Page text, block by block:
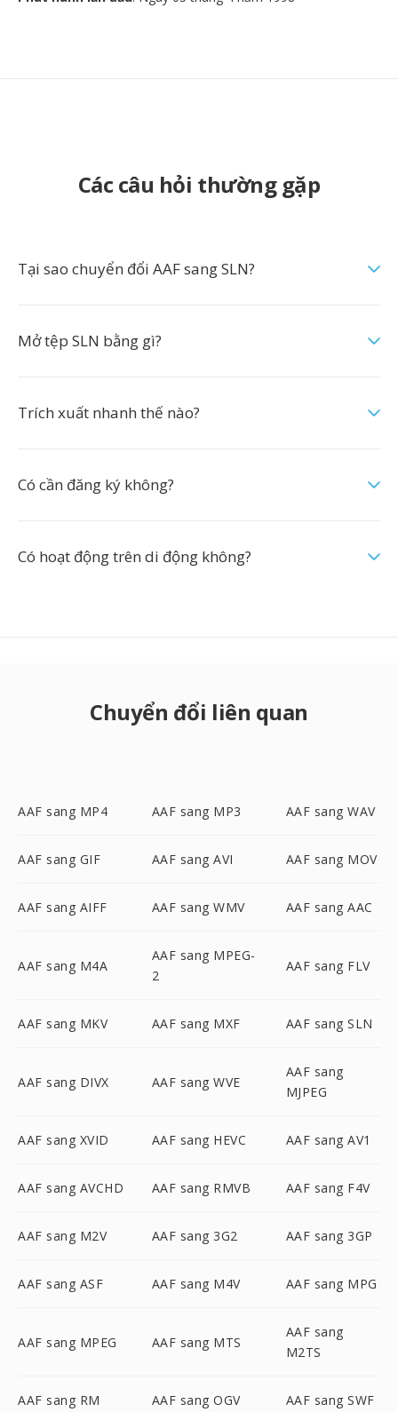
Các câu hỏi thường gặp
Tại sao chuyển đổi AAF sang SLN?
Mở tệp SLN bằng gì?
Trích xuất nhanh thế nào?
Có cần đăng ký không?
Có hoạt động trên di động không?
Chuyển đổi liên quan
AAF sang MP4 AAF sang MP3 AAF sang WAV
AAF sang GIF AAF sang AVI AAF sang MOV
AAF sang AIFF AAF sang WMV AAF sang AAC
AAF sang M4A
AAF sang MPEG-
2
AAF sang FLV
AAF sang MKV AAF sang MXF AAF sang SLN
AAF sang DIVX AAF sang WVE
AAF sang
MJPEG
AAF sang XVID AAF sang HEVC AAF sang AV1
AAF sang AVCHD AAF sang RMVB AAF sang F4V
AAF sang M2V AAF sang 3G2 AAF sang 3GP
AAF sang ASF AAF sang M4V AAF sang MPG
AAF sang MPEG AAF sang MTS
AAF sang
M2TS
AAF sang RM AAF sang OGV AAF sang SWF